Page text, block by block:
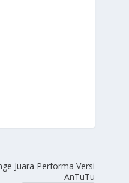
Juara Performa Versi
AnTuTu